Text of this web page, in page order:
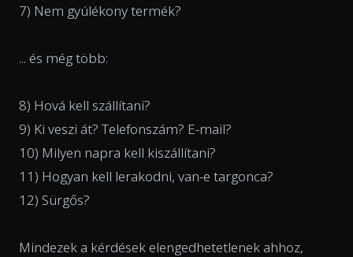
7) Nem gyúlékony termék?
... és még több:
8) Hová kell szállítani?
9) Ki veszi át? Telefonszám? E-mail?
10) Milyen napra kell kiszállítani?
11) Hogyan kell lerakodni, van-e targonca?
12) Sürgős?
Mindezek a kérdések elengedhetetlenek ahhoz,